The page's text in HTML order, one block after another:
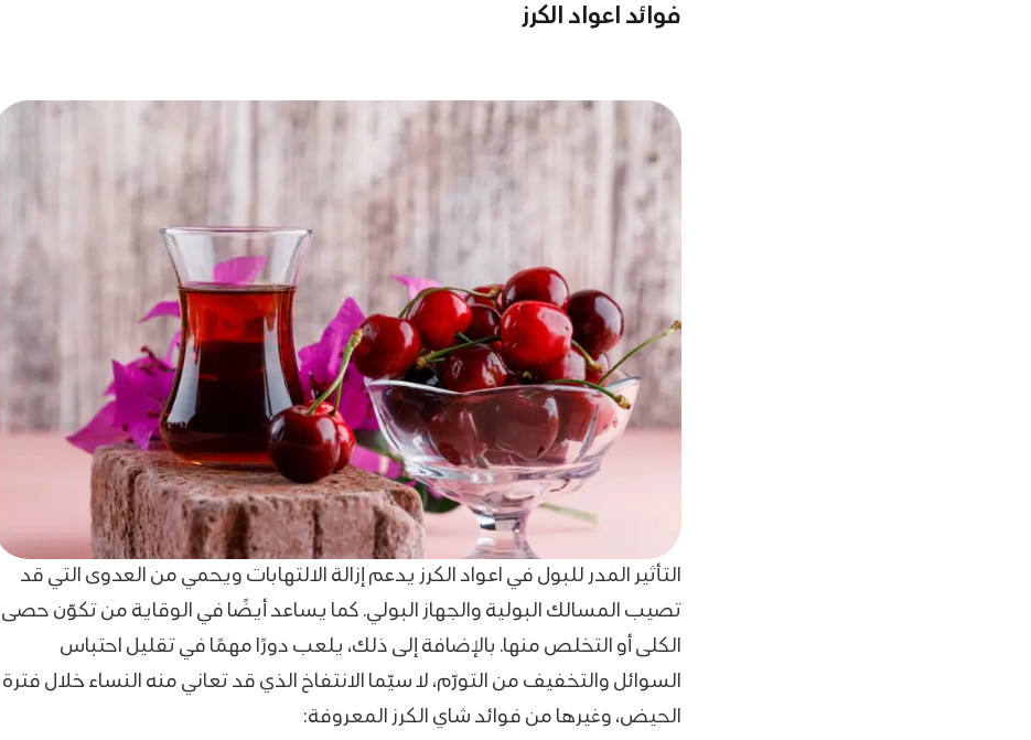
فوائد اعواد الكرز
التأثير المدر للبول في اعواد الكرز يدعم إزالة الالتهابات ويحمي من العدوى التي قد
تصيب المسالك البولية والجهاز البولي. كما يساعد أيضًا في الوقاية من تكوّن حصى
الكلى أو التخلص منها. بالإضافة إلى ذلك، يلعب دورًا مهمًا في تقليل احتباس
السوائل والتخفيف من التورّم، لا سيّما الانتفاخ الذي قد تعاني منه النساء خلال فترة
الحيض، وغيرها من فوائد شاي الكرز المعروفة: